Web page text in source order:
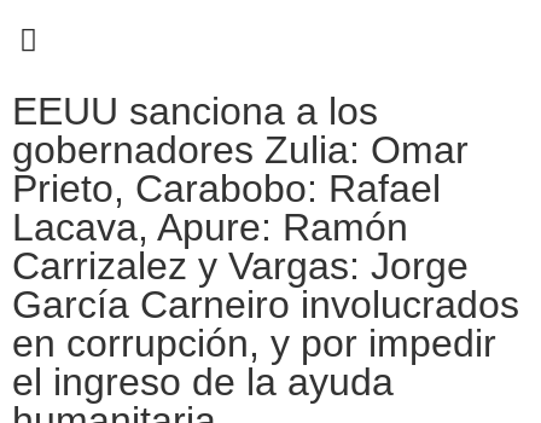
EEUU sanciona a los
gobernadores Zulia: Omar
Prieto, Carabobo: Rafael
Lacava, Apure: Ramón
Carrizalez y Vargas: Jorge
García Carneiro involucrados
en corrupción, y por impedir
el ingreso de la ayuda